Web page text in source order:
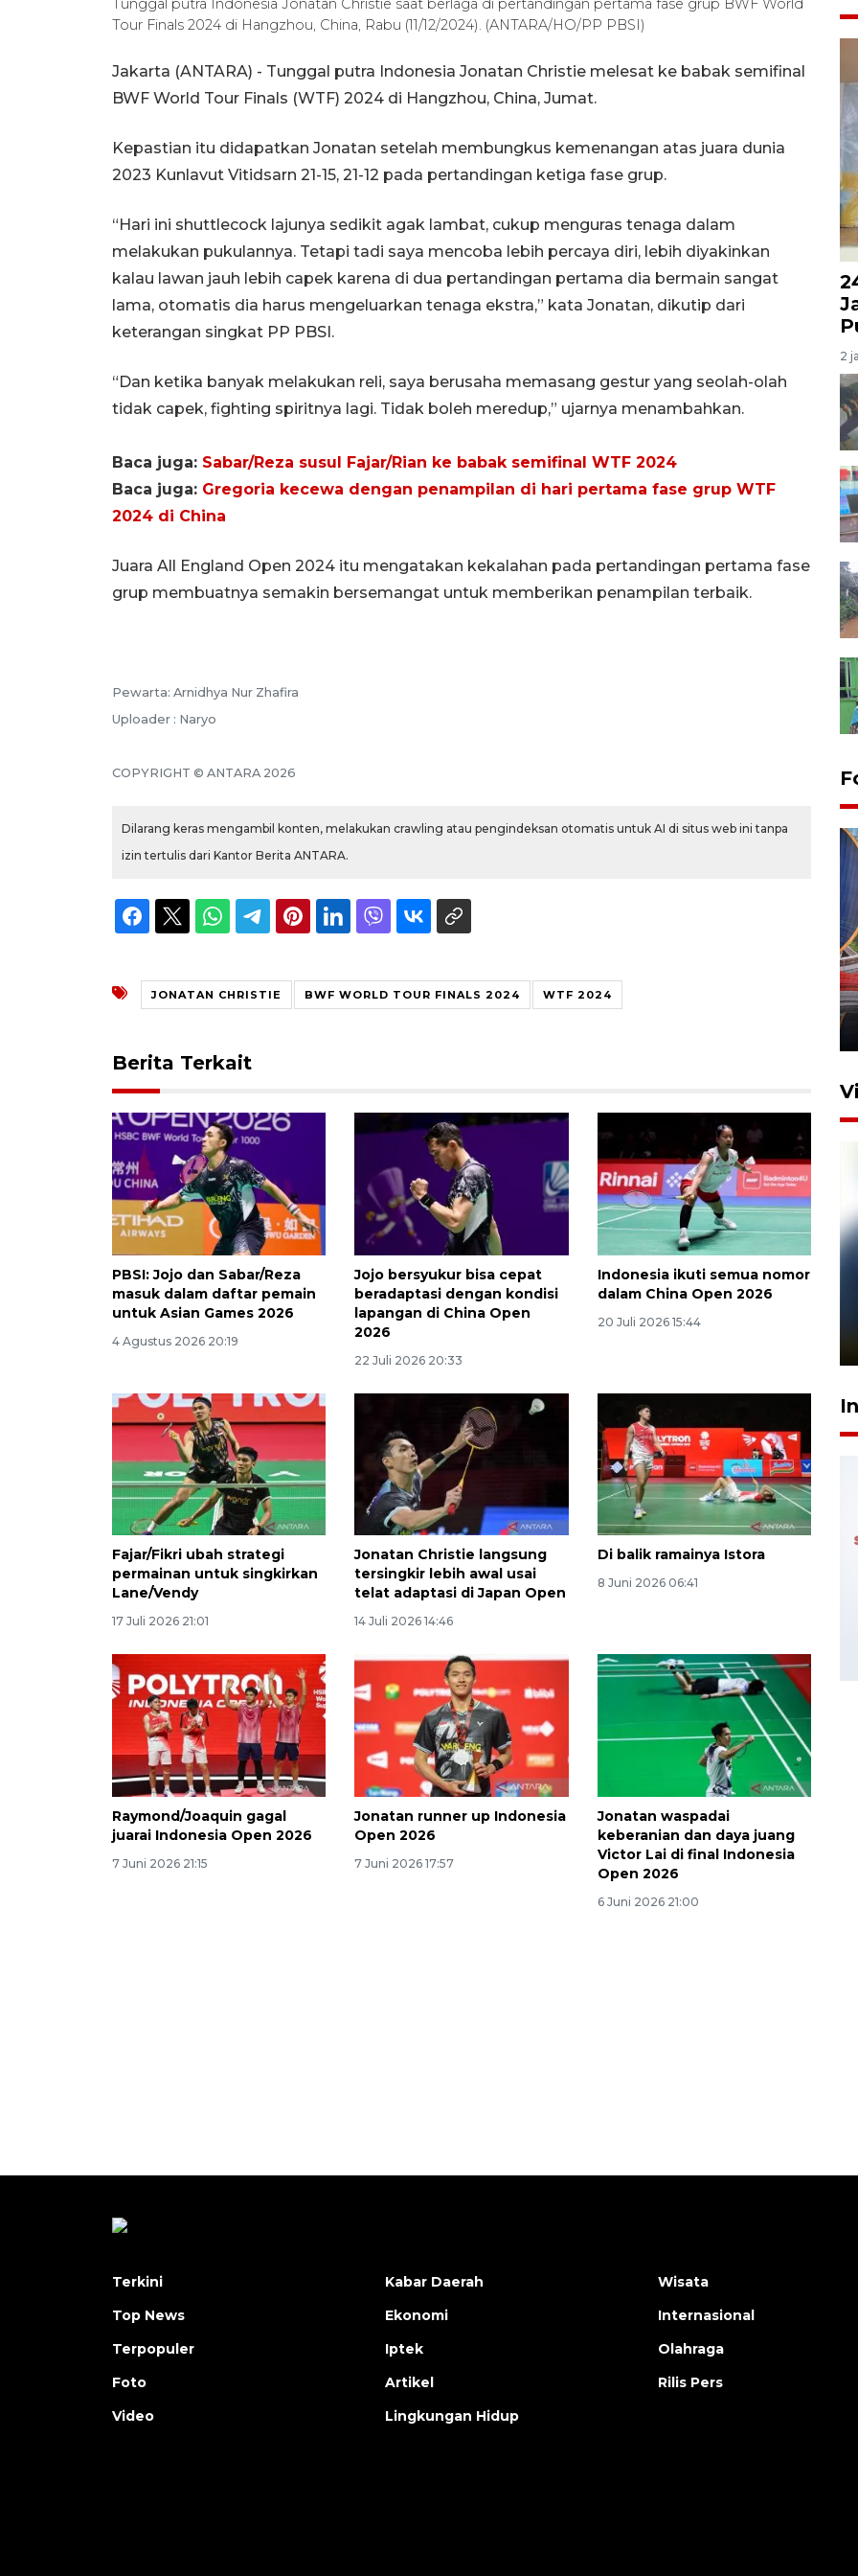
Tunggal putra Indonesia Jonatan Christie saat berlaga di pertandingan pertama fase grup BWF World
Tour Finals 2024 di Hangzhou, China, Rabu (11/12/2024). (ANTARA/HO/PP PBSI)
Jakarta (ANTARA) - Tunggal putra Indonesia Jonatan Christie melesat ke babak semifinal
BWF World Tour Finals (WTF) 2024 di Hangzhou, China, Jumat.
Kepastian itu didapatkan Jonatan setelah membungkus kemenangan atas juara dunia
2023 Kunlavut Vitidsarn 21-15, 21-12 pada pertandingan ketiga fase grup.
“Hari ini shuttlecock lajunya sedikit agak lambat, cukup menguras tenaga dalam
melakukan pukulannya. Tetapi tadi saya mencoba lebih percaya diri, lebih diyakinkan
kalau lawan jauh lebih capek karena di dua pertandingan pertama dia bermain sangat
lama, otomatis dia harus mengeluarkan tenaga ekstra,” kata Jonatan, dikutip dari
keterangan singkat PP PBSI.
“Dan ketika banyak melakukan reli, saya berusaha memasang gestur yang seolah-olah
tidak capek, fighting spiritnya lagi. Tidak boleh meredup,” ujarnya menambahkan.
Baca juga: Sabar/Reza susul Fajar/Rian ke babak semifinal WTF 2024
Baca juga: Gregoria kecewa dengan penampilan di hari pertama fase grup WTF
2024 di China
Juara All England Open 2024 itu mengatakan kekalahan pada pertandingan pertama fase
grup membuatnya semakin bersemangat untuk memberikan penampilan terbaik.
Pewarta: Arnidhya Nur Zhafira
Uploader : Naryo
COPYRIGHT © ANTARA 2026
Dilarang keras mengambil konten, melakukan crawling atau pengindeksan otomatis untuk AI di situs web ini tanpa
izin tertulis dari Kantor Berita ANTARA.
JONATAN CHRISTIE BWF WORLD TOUR FINALS 2024 WTF 2024
Berita Terkait
PBSI: Jojo dan Sabar/Reza
masuk dalam daftar pemain
untuk Asian Games 2026
4 Agustus 2026 20:19
Jojo bersyukur bisa cepat
beradaptasi dengan kondisi
lapangan di China Open
2026
22 Juli 2026 20:33
Indonesia ikuti semua nomor
dalam China Open 2026
20 Juli 2026 15:44
Fajar/Fikri ubah strategi
permainan untuk singkirkan
Lane/Vendy
17 Juli 2026 21:01
Jonatan Christie langsung
tersingkir lebih awal usai
telat adaptasi di Japan Open
14 Juli 2026 14:46
Di balik ramainya Istora
8 Juni 2026 06:41
Raymond/Joaquin gagal
juarai Indonesia Open 2026
7 Juni 2026 21:15
Jonatan runner up Indonesia
Open 2026
7 Juni 2026 17:57
Jonatan waspadai
keberanian dan daya juang
Victor Lai di final Indonesia
Open 2026
6 Juni 2026 21:00
2
perlintasan sebidang di
Stasiun Bogor
Pelanggan Filaha Farm setia
sampai 8 tahan?
Terkini
Top News
Terpopuler
Foto
Video
Kabar Daerah
Ekonomi
Iptek
Artikel
Lingkungan Hidup
Wisata
Internasional
Olahraga
Rilis Pers